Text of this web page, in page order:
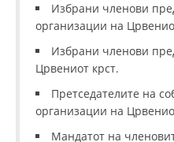
Избрани членови
организации на
Избрани членови
Црвениот крст.
Претседателите на
организации на
Мандатот на